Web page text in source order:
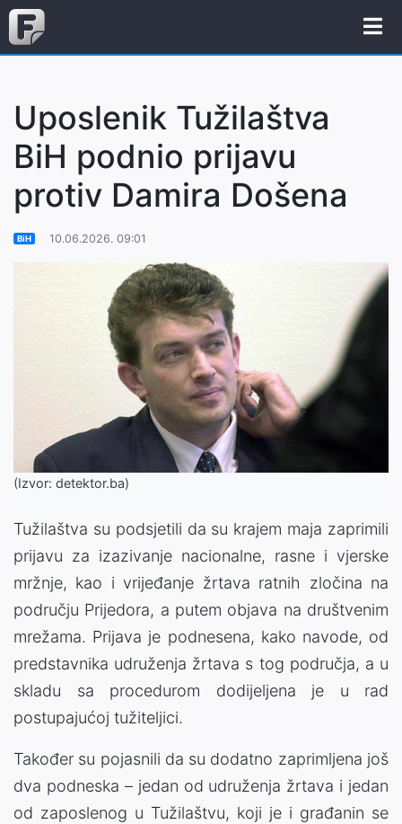
Uposlenik Tužilaštva
BiH podnio prijavu
protiv Damira Došena
BiH 10.06.2026. 09:01
(Izvor: detektor.ba)
Tužilaštva su podsjetili da su krajem maja zaprimili
prijavu za izazivanje nacionalne, rasne i vjerske
mržnje, kao i vrijeđanje žrtava ratnih zločina na
području Prijedora, a putem objava na društvenim
mrežama. Prijava je podnesena, kako navode, od
predstavnika udruženja žrtava s tog područja, a u
skladu sa procedurom dodijeljena je u rad
postupajućoj tužiteljici.
Također su pojasnili da su dodatno zaprimljena još
dva podneska – jedan od udruženja žrtava i jedan
od zaposlenog u Tužilaštvu, koji je i građanin se